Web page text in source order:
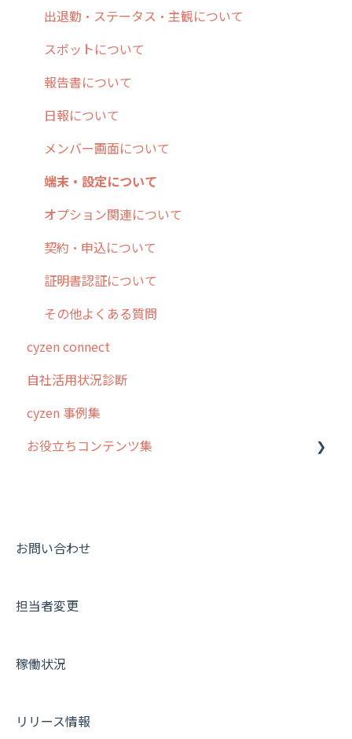
9. もっと便利に利用するための設定
10.ユーザー向けおすすめの使い方
【業界業種別】cyzen設定方法
活動通知
パフォーマンス
帳票出力
メッセージ・ファイル添付
商品
各種設定・その他
メンバー
メッセージ
パフォーマンス
外部リンク
お知らせ
設定
ユーザー・グループ管理
メッセージ機能
活動通知
内線電話
商品
各種設定・ログイン
ダッシュボード（BI）・パフォーマンス
連携オプション
その他オプション
IP接続制限・端末認証設定
契約・その他
出退勤・ステータス・主観について
スポットについて
報告書について
日報について
メンバー画面について
端末・設定について
オプション関連について
契約・申込について
証明書認証について
その他よくある質問
cyzen connect
自社活用状況診断
cyzen 事例集
お役立ちコンテンツ集
動画集：共通
お問い合わせ
担当者変更
稼働状況
リリース情報